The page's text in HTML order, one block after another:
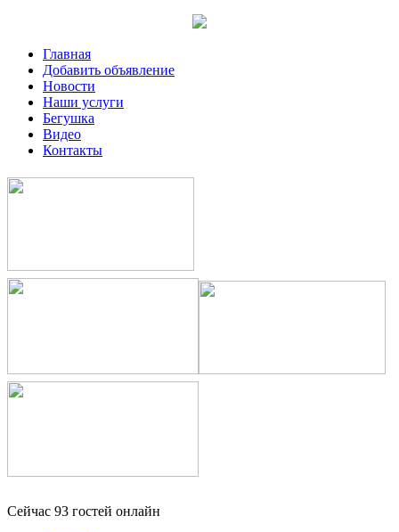
Главная
Добавить объявление
Новости
Наши услуги
Бегушка
Видео
Контакты
Сейчас 93 гостей онлайн